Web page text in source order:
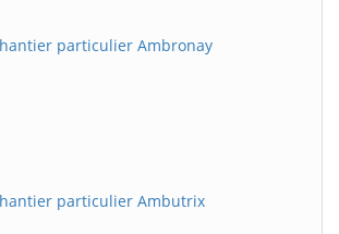
particulier Ambronay
particulier Ambutrix